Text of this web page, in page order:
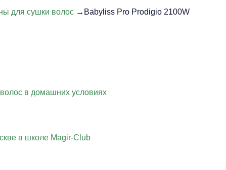
для сушки волос →Babyliss Pro Prodigio 2100W
в домашних условиях
в школе Magir-Club